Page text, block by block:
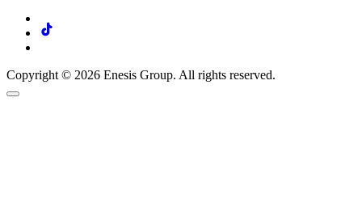
Copyright © 2026 Enesis Group. All rights reserved.